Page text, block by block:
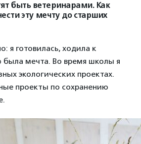
быть ветеринарами. Как
эту мечту до старших
я готовилась, ходила к
была мечта. Во время школы я
экологических проектах.
проекты по сохранению